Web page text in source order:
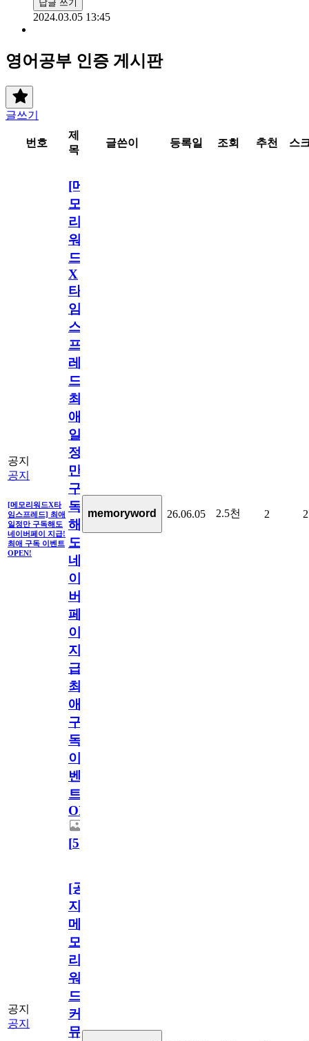
답글 쓰기
2024.03.05 13:45
영어공부 인증 게시판
글쓰기
번호
제
목
글쓴이 등록일 조회 추천 스
공지
공지
[메모리워드X타
임스프레드] 최애
일정만 구독해도
네이버페이 지급!
최애 구독 이벤트
OPEN!
[메
모
리
워
드
X
타
임
스
프
레
드]
최
애
일
정
만
구
독
해
도
네
이
버
페
이
지
급!
최
애
구
독
이
벤
트
OPEN!
[5]
memoryword 26.06.05 2.5천 2 2
공지
공지
[공
지]
메
모
리
워
드
커
뮤